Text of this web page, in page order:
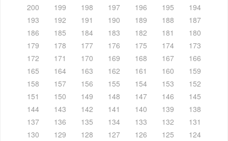
200
199 198 197 196 195
194
193
192 191 190 189 188
187
186
185 184 183 182 181
180
179
178 177 176 175 174
173
172
171 170 169 168 167
166
165
164 163 162 161 160
159
158
157 156 155 154 153
152
151
150 149 148 147 146
145
144
143 142 141 140 139
138
137
136 135 134 133 132
131
130
129 128 127 126 125
124